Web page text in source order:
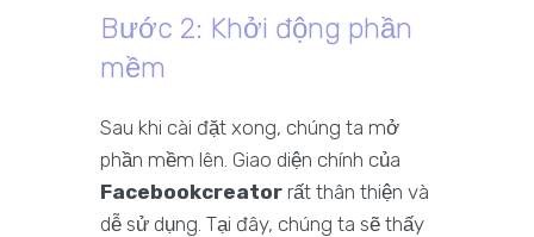
Bước 2: Khởi động phần
mềm
Sau khi cài đặt xong, chúng ta mở
phần mềm lên. Giao diện chính của
Facebookcreator rất thân thiện và
dễ sử dụng. Tại đây, chúng ta sẽ thấy